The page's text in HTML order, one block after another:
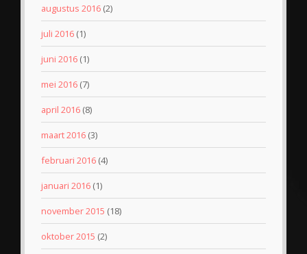
augustus 2016 (2)
juli 2016 (1)
juni 2016 (1)
mei 2016 (7)
april 2016 (8)
maart 2016 (3)
februari 2016 (4)
januari 2016 (1)
november 2015 (18)
oktober 2015 (2)